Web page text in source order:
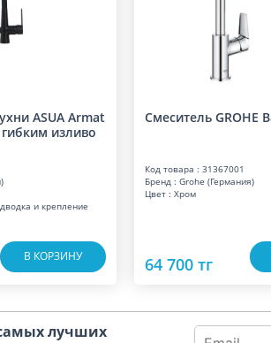
ASUA Armat
изливо
и крепление
В КОРЗИНУ
Смеситель GROHE
Код товара : 31367001
Бренд : Grohe (Германия)
Цвет : Хром
64 700 тг
лучших